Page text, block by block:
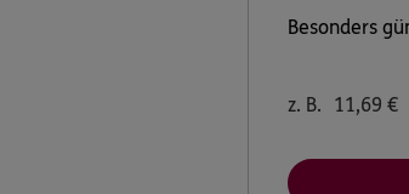
Besonders
z. B. 11,69 €